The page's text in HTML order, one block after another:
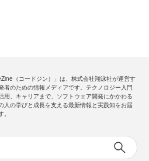
（コードジン）」は、株式会社翔泳社が運営す
者のための情報メディアです。テクノロジー入門
用、キャリアまで、ソフトウェア開発にかかわる
人の学びと成長を支える最新情報と実践知をお届